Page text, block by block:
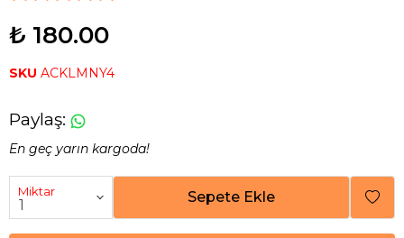
₺ 180.00
SKU ACKLMNY4
Paylaş:
En geç yarın kargoda!
Miktar Sepete Ekle